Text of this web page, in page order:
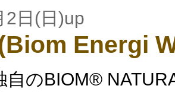
2日(日)up
Energi
のBIOM®